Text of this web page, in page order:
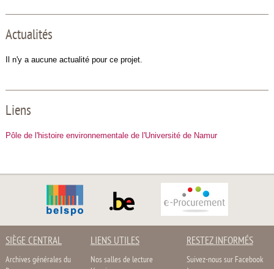
Actualités
Il n'y a aucune actualité pour ce projet.
Liens
Pôle de l'histoire environnementale de l'Université de Namur
SIÈGE CENTRAL
Archives générales du
LIENS UTILES
Nos salles de lecture
RESTEZ INFORMÉS
Suivez-nous sur Facebook